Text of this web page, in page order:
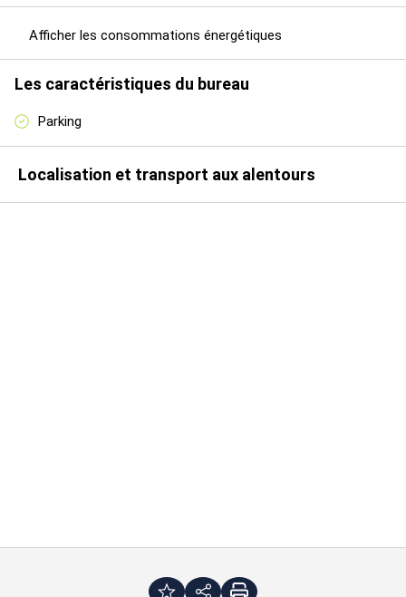
Disponibilité : immédiate
Dossier complet et plans sur demande
Les informations sur les risques auxquels ce bien est exposé
sont disponibles sur le site Géorisques :
Afficher les consommations énergétiques
Les caractéristiques du bureau
Parking
Localisation et transport aux alentours